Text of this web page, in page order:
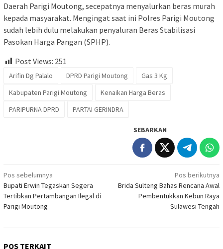
Daerah Parigi Moutong, secepatnya menyalurkan beras murah
kepada masyarakat. Mengingat saat ini Polres Parigi Moutong
sudah lebih dulu melakukan penyaluran Beras Stabilisasi
Pasokan Harga Pangan (SPHP).
Post Views: 251
Arifin Dg Palalo DPRD Parigi Moutong
Gas 3 Kg
Kabupaten Parigi Moutong
Kenaikan Harga Beras
PARIPURNA DPRD
PARTAI GERINDRA
SEBARKAN
Navigasi
pos
Pos sebelumnya
Bupati Erwin Tegaskan Segera
Tertibkan Pertambangan Ilegal di
Parigi Moutong
Pos berikutnya
Brida Sulteng Bahas Rencana Awal
Pembentukkan Kebun Raya
Sulawesi Tengah
POS TERKAIT